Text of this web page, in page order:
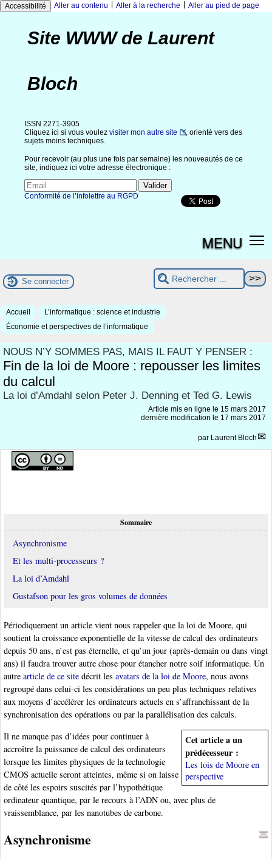
Accessibilité Aller au contenu Aller à la recherche Aller au pied de page
Site WWW de Laurent
Bloch
ISSN 2271-3905
Cliquez ici si vous voulez visiter mon autre site
, orienté vers des
sujets moins techniques.
Pour recevoir (au plus une fois par semaine) les nouveautés de ce
site, indiquez ici votre adresse électronique :
Conformité de l’infolettre au RGPD
MENU
Se connecter
Accueil
L’informatique : science et industrie
Économie et perspectives de l’informatique
NOUS N’Y SOMMES PAS, MAIS IL FAUT Y PENSER :
Fin de la loi de Moore : repousser les limites
du calcul
La loi d’Amdahl selon Peter J. Denning et Ted G. Lewis
Article mis en ligne le 15 mars 2017
dernière modification le 17 mars 2017
par Laurent Bloch
Sommaire
Asynchronisme
Et les multi-processeurs ?
La loi d’Amdahl
Gustafson pour les gros volumes de données
Périodiquement un article vient nous rappeler que la loi de Moore, qui
soutient la croissance exponentielle de la vitesse de calcul des ordinateurs
depuis 50 ans, n’est pas éternelle, et qu’un jour (après-demain ou dans vingt
ans) il faudra trouver autre chose pour étancher notre soif informatique. Un
autre article de ce site décrit les avatars de la loi de Moore, nous avons
regroupé dans celui-ci les considérations un peu plus techniques relatives
aux moyens d’accélérer les ordinateurs actuels en s’affranchissant de la
synchronisation des opérations ou par la parallélisation des calculs.
Cet article a un
prédécesseur :
Les lois de Moore en
perspective
Il ne manque pas d’idées pour continuer à
accroître la puissance de calcul des ordinateurs
lorsque les limites physiques de la technologie
CMOS actuelle seront atteintes, même si on laisse
de côté les espoirs suscités par l’hypothétique
ordinateur quantique, par le recours à l’ADN ou, avec plus de
vraissemblance, par les nanotubes de carbone.
Asynchronisme